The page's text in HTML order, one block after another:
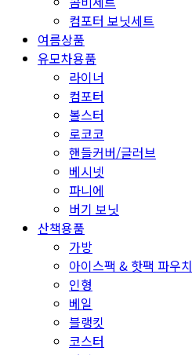
컴포터 보닛세트
여름상품
유모차용품
라이너
컴포터
볼스터
로코코
핸들커버/글러브
베시넷
파니에
버기 보닛
산책용품
가방
아이스팩 & 핫팩 파우치
인형
베일
블랭킷
코스터